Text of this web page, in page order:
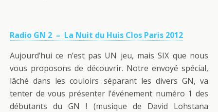
Radio GN 2 – La Nuit du Huis Clos Paris 2012
Aujourd’hui ce n’est pas UN jeu, mais SIX que nous
vous proposons de découvrir. Notre envoyé spécial,
lâché dans les couloirs séparant les divers GN, va
tenter de vous présenter l’événement numéro 1 des
débutants du GN ! (musique de David Lohstana